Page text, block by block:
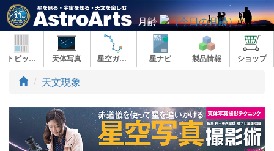
月齢
トピックス 天体写真 星空ガイド 星ナビ 製品情報 ショップ
ト
プ
天文現象